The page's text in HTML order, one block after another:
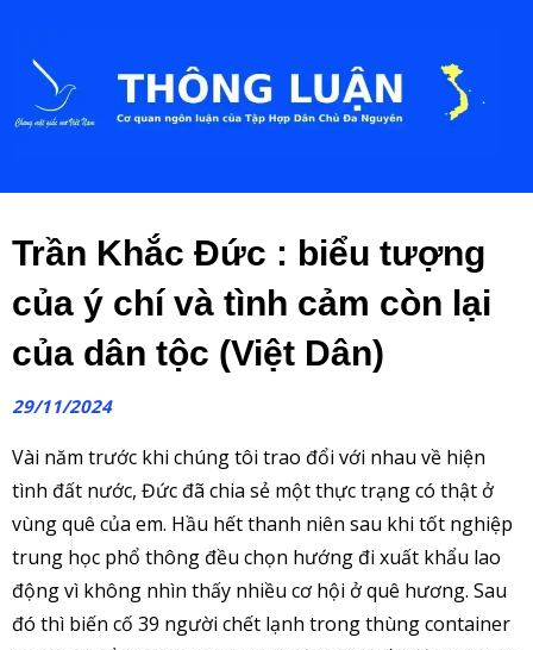
Trần Khắc Đức : biểu tượng
của ý chí và tình cảm còn lại
của dân tộc (Việt Dân)
29/11/2024
Vài năm trước khi chúng tôi trao đổi với nhau về hiện
tình đất nước, Đức đã chia sẻ một thực trạng có thật ở
vùng quê của em. Hầu hết thanh niên sau khi tốt nghiệp
trung học phổ thông đều chọn hướng đi xuất khẩu lao
động vì không nhìn thấy nhiều cơ hội ở quê hương. Sau
đó thì biến cố 39 người chết lạnh trong thùng container